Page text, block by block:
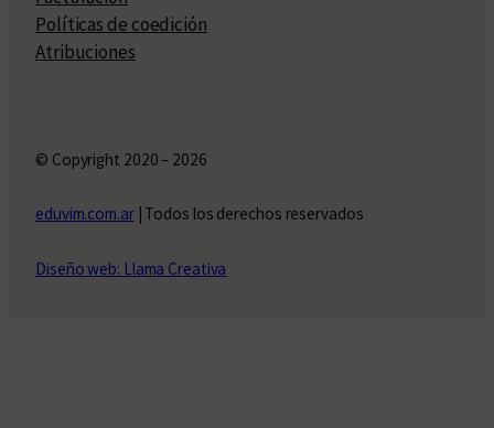
Políticas de coedición
Atribuciones
© Copyright 2020 – 2026
eduvim.com.ar| Todos los derechos reservados
Diseño web: Llama Creativa